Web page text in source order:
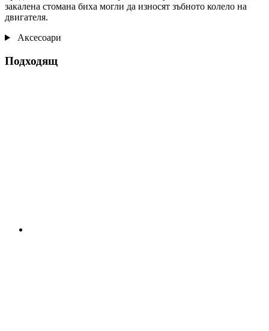
закалена стомана биха могли да износят зъбното колело на
двигателя.
Аксесоари
Подходящ